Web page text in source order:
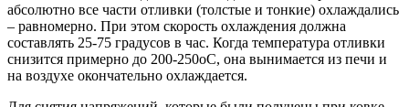
абсолютно все части отливки (толстые и тонкие) охлаждались
– равномерно. При этом скорость охлаждения должна
составлять 25-75 градусов в час. Когда температура отливки
снизится примерно до 200-250оС, она вынимается из печи и
на воздухе окончательно охлаждается.